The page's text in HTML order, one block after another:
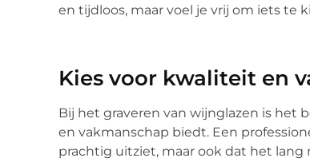
en tijdloos, maar voel je vrij om iets te
Kies voor kwaliteit en
Bij het graveren van wijnglazen is het
en vakmanschap biedt. Een
prachtig uitziet, maar ook dat het lang